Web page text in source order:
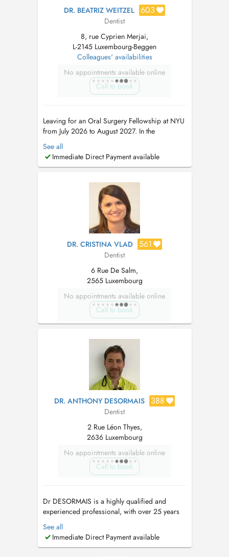
DR. BEATRIZ WEITZEL 603
Dentist
8, rue Cyprien Merjai,
L-2145 Luxembourg-Beggen
Colleagues' availabilities
No appointments available online
Call to book
Leaving for an Oral Surgery Fellowship at NYU
from July 2026 to August 2027. In the
meantime, please book appointments with Dr
Maria Teresa Weitzel (8 rue Cyprien Merjai and
17 rue des Bains, 1st floor) or Dr Philippe
See all
Immediate Direct Payment available
DR. CRISTINA VLAD 561
Dentist
6 Rue De Salm,
2565 Luxembourg
No appointments available online
Call to book
DR. ANTHONY DESORMAIS 388
Dentist
2 Rue Léon Thyes,
2636 Luxembourg
No appointments available online
Call to book
Dr DESORMAIS is a highly qualified and
experienced professional, with over 25 years
of Dental Experience, spanning 4 continents.
(Europe, Asia, Africa, America). Ancien
Praticien hospitalier. These en parodontologie-
See all
Immediate Direct Payment available